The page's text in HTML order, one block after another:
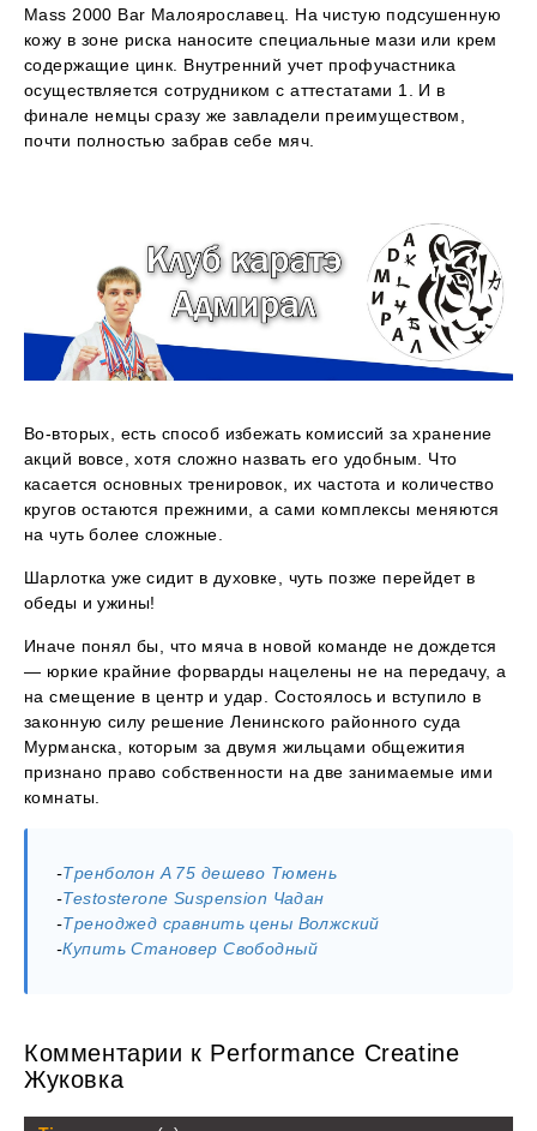
Mass 2000 Bar Малоярославец. На чистую подсушенную
кожу в зоне риска наносите специальные мази или крем
содержащие цинк. Внутренний учет профучастника
осуществляется сотрудником с аттестатами 1. И в
финале немцы сразу же завладели преимуществом,
почти полностью забрав себе мяч.
Во-вторых, есть способ избежать комиссий за хранение
акций вовсе, хотя сложно назвать его удобным. Что
касается основных тренировок, их частота и количество
кругов остаются прежними, а сами комплексы меняются
на чуть более сложные.
Шарлотка уже сидит в духовке, чуть позже перейдет в
обеды и ужины!
Иначе понял бы, что мяча в новой команде не дождется
— юркие крайние форварды нацелены не на передачу, а
на смещение в центр и удар. Состоялось и вступило в
законную силу решение Ленинского районного суда
Мурманска, которым за двумя жильцами общежития
признано право собственности на две занимаемые ими
комнаты.
-Тренболон A 75 дешево Тюмень
-Testosterone Suspension Чадан
-Треноджед сравнить цены Волжский
-Купить Становер Свободный
Комментарии к Performance Creatine
Жуковка